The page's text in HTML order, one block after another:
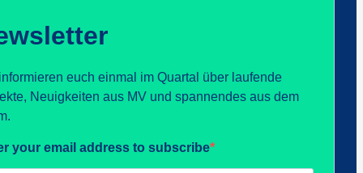
euch einmal im Quartal über laufende
Neuigkeiten aus MV und spannendes aus dem
your email address to subscribe